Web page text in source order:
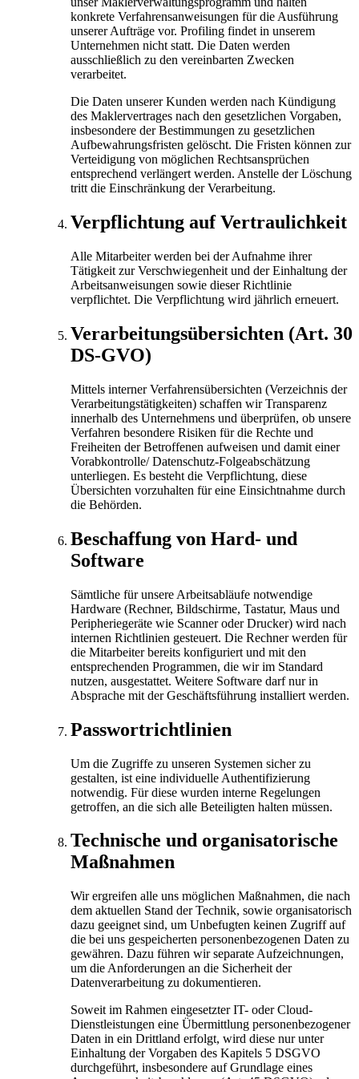
konkrete Verfahrensanweisungen für die Ausführung
unserer Aufträge vor. Profiling findet in unserem
Unternehmen nicht statt. Die Daten werden
ausschließlich zu den vereinbarten Zwecken
verarbeitet.
Die Daten unserer Kunden werden nach Kündigung
des Maklervertrages nach den gesetzlichen Vorgaben,
insbesondere der Bestimmungen zu gesetzlichen
Aufbewahrungs­fristen gelöscht. Die Fristen können zur
Verteidigung von möglichen Rechtsansprüchen
entsprechend verlängert werden. Anstelle der Löschung
tritt die Einschränkung der Verarbeitung.
Verpflichtung auf Vertraulichkeit
Alle Mitarbeiter werden bei der Aufnahme ihrer
Tätigkeit zur Verschwiegenheit und der Einhaltung der
Arbeitsanweisungen sowie dieser Richtlinie
verpflichtet. Die Verpflichtung wird jährlich erneuert.
Verarbeitungsübersichten (Art. 30
DS-GVO)
Mittels interner Verfahrensübersichten (Verzeichnis der
Verarbeitungstätigkeiten) schaffen wir Transparenz
innerhalb des Unternehmens und überprüfen, ob unsere
Verfahren besondere Risiken für die Rechte und
Freiheiten der Betroffenen aufweisen und damit einer
Vorabkontrolle/ Datenschutz-Folgeabschätzung
unterliegen. Es besteht die Verpflichtung, diese
Übersichten vorzuhalten für eine Einsichtnahme durch
die Behörden.
Beschaffung von Hard- und
Software
Sämtliche für unsere Arbeitsabläufe notwendige
Hardware (Rechner, Bildschirme, Tastatur, Maus und
Peripheriegeräte wie Scanner oder Drucker) wird nach
internen Richtlinien gesteuert. Die Rechner werden für
die Mitarbeiter bereits konfiguriert und mit den
entsprechenden Programmen, die wir im Standard
nutzen, ausgestattet. Weitere Software darf nur in
Absprache mit der Geschäftsführung installiert werden.
Passwortrichtlinien
Um die Zugriffe zu unseren Systemen sicher zu
gestalten, ist eine individuelle Authentifizierung
notwendig. Für diese wurden interne Regelungen
getroffen, an die sich alle Beteiligten halten müssen.
Technische und organisatorische
Maßnahmen
Wir ergreifen alle uns möglichen Maßnahmen, die nach
dem aktuellen Stand der Technik, sowie organisatorisch
dazu geeignet sind, um Unbefugten keinen Zugriff auf
die bei uns gespeicherten personenbezogenen Daten zu
gewähren. Dazu führen wir separate Aufzeichnungen,
um die Anforderungen an die Sicherheit der
Datenverarbeitung zu dokumentieren.
Soweit im Rahmen eingesetzter IT- oder Cloud-
Dienstleistungen eine Übermittlung personenbezogener
Daten in ein Drittland erfolgt, wird diese nur unter
Einhaltung der Vorgaben des Kapitels 5 DSGVO
durchgeführt, insbesondere auf Grundlage eines